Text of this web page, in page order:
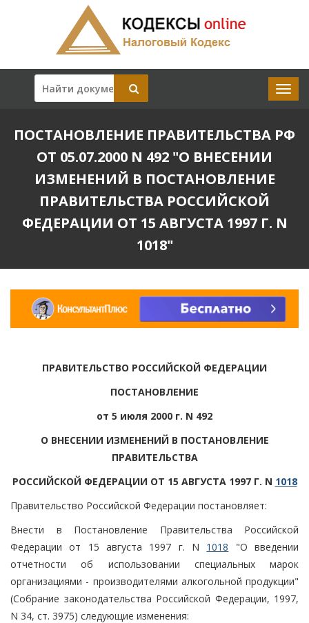
ПОСТАНОВЛЕНИЕ ПРАВИТЕЛЬСТВА РФ
ОТ 05.07.2000 N 492 "О ВНЕСЕНИИ
ИЗМЕНЕНИЙ В ПОСТАНОВЛЕНИЕ
ПРАВИТЕЛЬСТВА РОССИЙСКОЙ
ФЕДЕРАЦИИ ОТ 15 АВГУСТА 1997 Г. N
1018"
ПРАВИТЕЛЬСТВО РОССИЙСКОЙ ФЕДЕРАЦИИ
ПОСТАНОВЛЕНИЕ
от 5 июля 2000 г. N 492
О ВНЕСЕНИИ ИЗМЕНЕНИЙ В ПОСТАНОВЛЕНИЕ
ПРАВИТЕЛЬСТВА
РОССИЙСКОЙ ФЕДЕРАЦИИ ОТ 15 АВГУСТА 1997 Г. N 1018
Правительство Российской Федерации постановляет:
Внести в Постановление Правительства Российской
Федерации от 15 августа 1997 г. N 1018 "О введении
отчетности об использовании специальных марок
организациями - производителями алкогольной продукции"
(Собрание законодательства Российской Федерации, 1997,
N 34, ст. 3975) следующие изменения: